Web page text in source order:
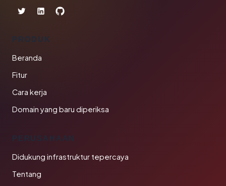
PRODUK
Beranda
Fitur
Cara kerja
Domain yang baru diperiksa
PERUSAHAAN
Didukung infrastruktur tepercaya
Tentang